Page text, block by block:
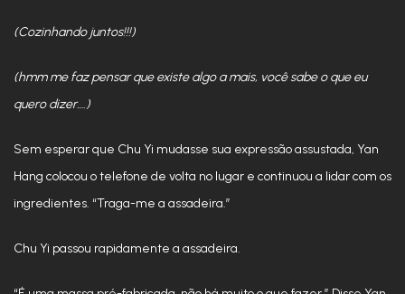
(Cozinhando juntos!!!)
(hmm me faz pensar que existe algo a mais, você sabe o que eu
quero dizer….)
Sem esperar que Chu Yi mudasse sua expressão assustada, Yan
Hang colocou o telefone de volta no lugar e continuou a lidar com os
ingredientes. “Traga-me a assadeira.”
Chu Yi passou rapidamente a assadeira.